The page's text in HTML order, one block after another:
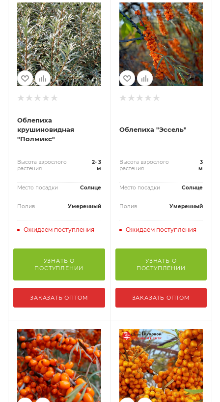
Облепиха
крушиновидная
"Полмикс"
Высота взрослого
растения
2- 3
м
Место посадки Солнце
Полив Умеренный
Ожидаем поступления
УЗНАТЬ О
ПОСТУПЛЕНИИ
ЗАКАЗАТЬ ОПТОМ
Облепиха "Эссель"
Высота взрослого
растения
3
м
Место посадки Солнце
Полив Умеренный
Ожидаем поступления
УЗНАТЬ О
ПОСТУПЛЕНИИ
ЗАКАЗАТЬ ОПТОМ